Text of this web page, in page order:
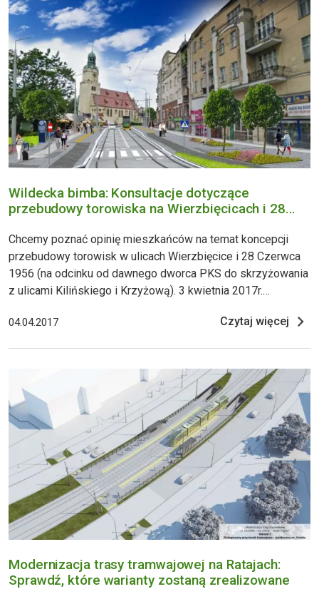
Wildecka bimba: Konsultacje dotyczące
przebudowy torowiska na Wierzbięcicach i 28
Chcemy poznać opinię mieszkańców na temat koncepcji
przebudowy torowisk w ulicach Wierzbięcice i 28 Czerwca
1956 (na odcinku od dawnego dworca PKS do skrzyżowania
z ulicami Kilińskiego i Krzyżową). 3 kwietnia 2017r.
przebudowy torowisk w ulicach Wierzbięcice i 28 Czerwca
04.04.2017 Czytaj więcej
Modernizacja trasy tramwajowej na Ratajach:
Sprawdź, które warianty zostaną zrealizowane